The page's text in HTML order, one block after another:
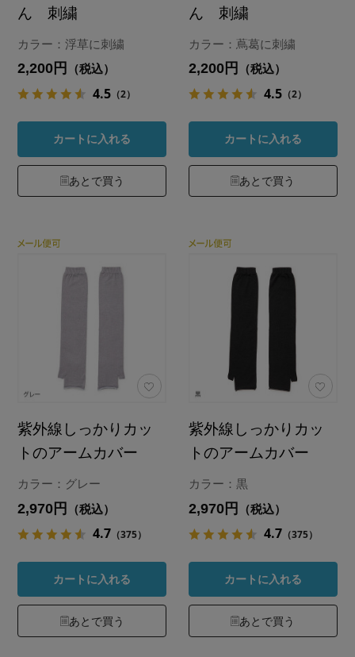
ん 刺繍
カラー：浮草に刺繍
2,200円 （税込）
4.5 （2）
カートに入れる
あとで買う
ん 刺繍
カラー：蔦葛に刺繍
2,200円 （税込）
4.5 （2）
カートに入れる
あとで買う
紫外線しっかりカッ
トのアームカバー
カラー：グレー
2,970円 （税込）
4.7 （375）
カートに入れる
あとで買う
紫外線しっかりカッ
トのアームカバー
カラー：黒
2,970円 （税込）
4.7 （375）
カートに入れる
あとで買う